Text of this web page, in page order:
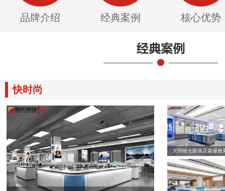
品牌介绍 经典案例 核心优势
快时尚
大明镜仓眼镜店装修效